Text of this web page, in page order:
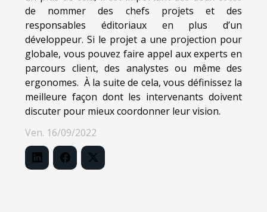
de nommer des chefs projets et des
responsables éditoriaux en plus d’un
développeur. Si le projet a une projection pour
globale, vous pouvez faire appel aux experts en
parcours client, des analystes ou même des
ergonomes. À la suite de cela, vous définissez la
meilleure façon dont les intervenants doivent
discuter pour mieux coordonner leur vision.
Ven. 16/09/2022